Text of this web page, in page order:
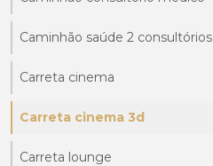
Caminhão saúde 2 consultórios
Carreta cinema
Carreta cinema 3d
Carreta lounge